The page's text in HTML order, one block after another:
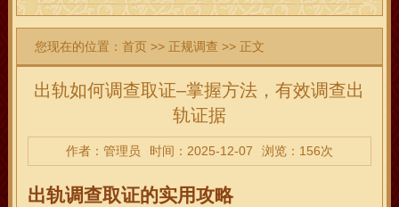
您现在的位置：首页 >> 正规调查 >> 正文
出轨如何调查取证–掌握方法，有效调查出
轨证据
作者：管理员 时间：2025-12-07 浏览：156次
出轨调查取证的实用攻略